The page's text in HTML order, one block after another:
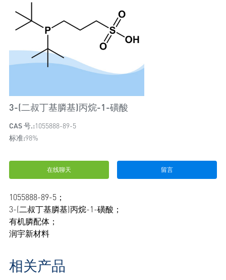
3-(二叔丁基膦基)丙烷-1-磺酸
CAS 号.:1055888-89-5
标准:98%
在线聊天 留言
1055888-89-5；
3-(二叔丁基膦基)丙烷-1-磺酸；
有机膦配体；
润宇新材料
相关产品